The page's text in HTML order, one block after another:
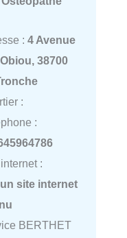
: 4 Avenue
38700
:
:
:
site internet
BERTHET